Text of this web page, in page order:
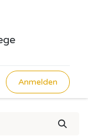
Anmelden